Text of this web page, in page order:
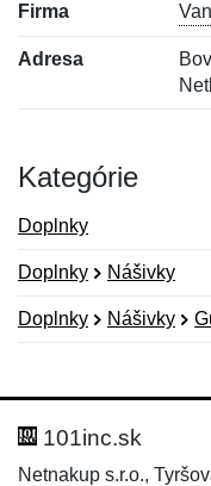
Firma
Adresa
Kategórie
Doplnky
Doplnky Nášivky
Doplnky Nášivky
Hodnotenie:
Meno:
101inc.sk
Netnakup s.r.o.,